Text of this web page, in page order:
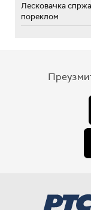
Лесковачка
пореклом